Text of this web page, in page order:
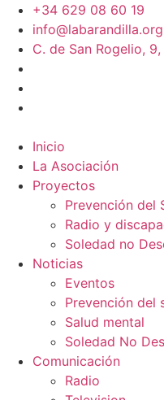
+34 629 08 60 19
info@labarandilla.org
C. de San Rogelio,
Inicio
La Asociación
Proyectos
Prevención del
Radio y
Soledad no
Noticias
Eventos
Prevención del
Salud mental
Soledad No
Comunicación
Radio